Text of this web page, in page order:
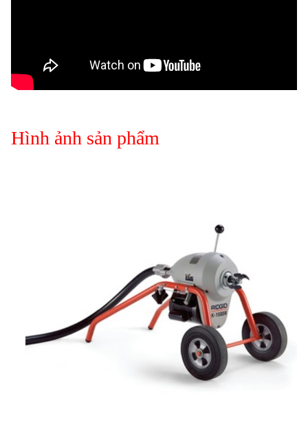
Hình ảnh sản phẩm